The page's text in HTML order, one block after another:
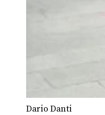
Dario Danti